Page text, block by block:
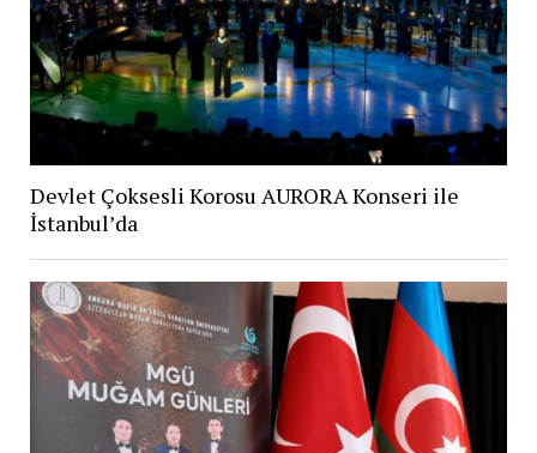
Devlet Çoksesli Korosu AURORA Konseri ile
İstanbul’da